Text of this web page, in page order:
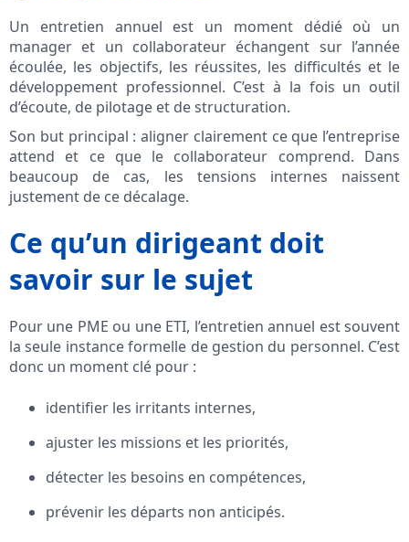
Un entretien annuel est un moment dédié où un
manager et un collaborateur échangent sur l’année
écoulée, les objectifs, les réussites, les difficultés et le
développement professionnel. C’est à la fois un outil
d’écoute, de pilotage et de structuration.
Son but principal : aligner clairement ce que l’entreprise
attend et ce que le collaborateur comprend. Dans
beaucoup de cas, les tensions internes naissent
justement de ce décalage.
Ce qu’un dirigeant doit
savoir sur le sujet
Pour une PME ou une ETI, l’entretien annuel est souvent
la seule instance formelle de gestion du personnel. C’est
donc un moment clé pour :
identifier les irritants internes,
ajuster les missions et les priorités,
détecter les besoins en compétences,
prévenir les départs non anticipés.